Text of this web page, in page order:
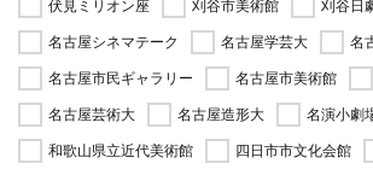
伏見ミリオン座
刈谷市美術館 刈谷日
名古屋シネマテーク
名古屋学芸大
名
名古屋市民ギャラリー
名古屋市美術館
名古屋芸術大
名古屋造形大
名演小劇
和歌山県立近代美術館
四日市市文化会館